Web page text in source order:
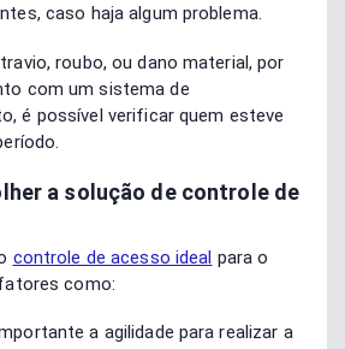
caso haja algum problema.
roubo, ou dano material, por
com um sistema de
é possível verificar quem esteve
a solução de controle de
controle de acesso ideal para o
como:
a agilidade para realizar a